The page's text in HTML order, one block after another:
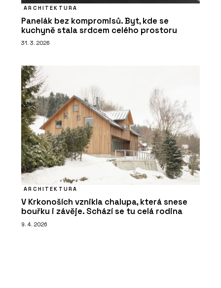
ARCHITEKTURA
Panelák bez kompromisů. Byt, kde se
kuchyně stala srdcem celého prostoru
31. 3. 2026
ARCHITEKTURA
V Krkonoších vznikla chalupa, která snese
bouřku i závěje. Schází se tu celá rodina
9. 4. 2026